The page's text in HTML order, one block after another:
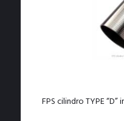
FPS cilindro TYPE